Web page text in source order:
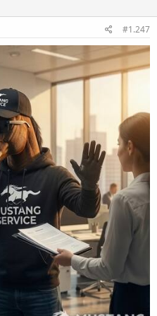
#1.247